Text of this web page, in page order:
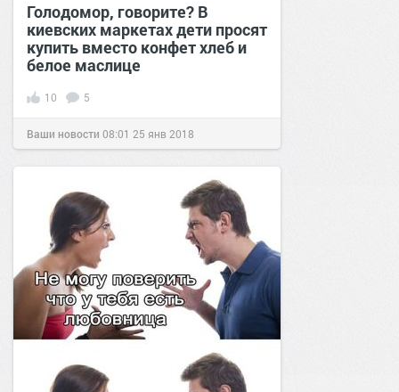
Голодомор, говорите? В
киевских маркетах дети просят
купить вместо конфет хлеб и
белое маслице
10 5
Ваши новости 08:01 25 янв 2018